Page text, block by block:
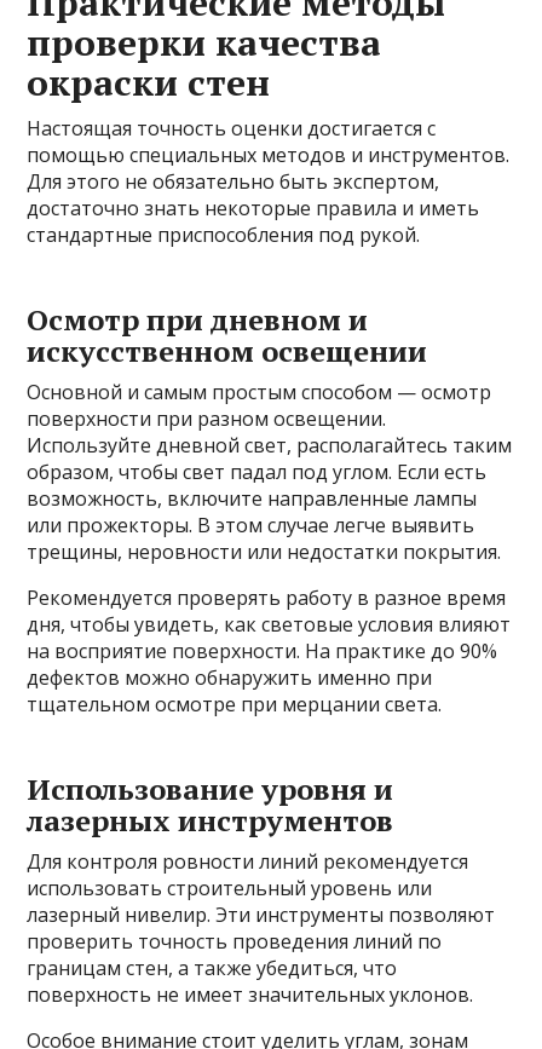
проверки качества
окраски стен
Настоящая точность оценки достигается с
помощью специальных методов и инструментов.
Для этого не обязательно быть экспертом,
достаточно знать некоторые правила и иметь
стандартные приспособления под рукой.
Осмотр при дневном и
искусственном освещении
Основной и самым простым способом — осмотр
поверхности при разном освещении.
Используйте дневной свет, располагайтесь таким
образом, чтобы свет падал под углом. Если есть
возможность, включите направленные лампы
или прожекторы. В этом случае легче выявить
трещины, неровности или недостатки покрытия.
Рекомендуется проверять работу в разное время
дня, чтобы увидеть, как световые условия влияют
на восприятие поверхности. На практике до 90%
дефектов можно обнаружить именно при
тщательном осмотре при мерцании света.
Использование уровня и
лазерных инструментов
Для контроля ровности линий рекомендуется
использовать строительный уровень или
лазерный нивелир. Эти инструменты позволяют
проверить точность проведения линий по
границам стен, а также убедиться, что
поверхность не имеет значительных уклонов.
Особое внимание стоит уделить углам, зонам